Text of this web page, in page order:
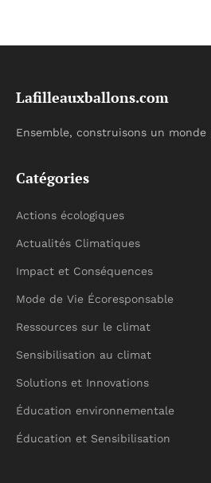
Lafilleauxballons.com
Ensemble, construisons un
Catégories
Actions écologiques
Actualités Climatiques
Impact et Conséquences
Mode de Vie Écoresponsable
Ressources sur le climat
Sensibilisation au climat
Solutions et Innovations
Éducation environnementale
Éducation et Sensibilisation